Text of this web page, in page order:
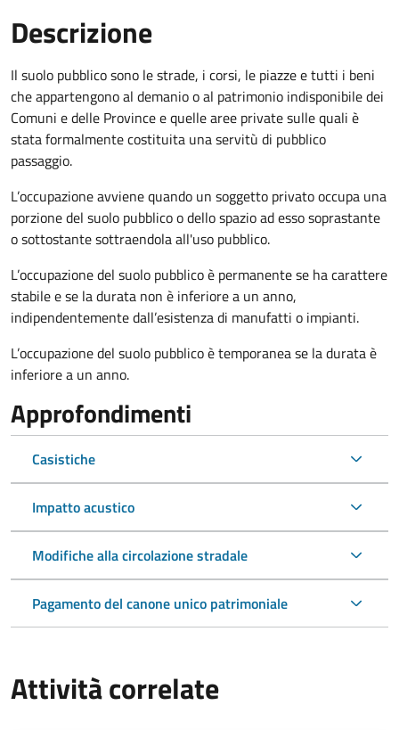
Descrizione
Il suolo pubblico sono le strade, i corsi, le piazze e tutti i beni
che appartengono al demanio o al patrimonio indisponibile dei
Comuni e delle Province e quelle aree private sulle quali è
stata formalmente costituita una servitù di pubblico
passaggio.
L’occupazione avviene quando un soggetto privato occupa una
porzione del suolo pubblico o dello spazio ad esso soprastante
o sottostante sottraendola all'uso pubblico.
L’occupazione del suolo pubblico è permanente se ha carattere
stabile e se la durata non è inferiore a un anno,
indipendentemente dall’esistenza di manufatti o impianti.
L’occupazione del suolo pubblico è temporanea se la durata è
inferiore a un anno.
Approfondimenti
Casistiche
Impatto acustico
Modifiche alla circolazione stradale
Pagamento del canone unico patrimoniale
Attività correlate